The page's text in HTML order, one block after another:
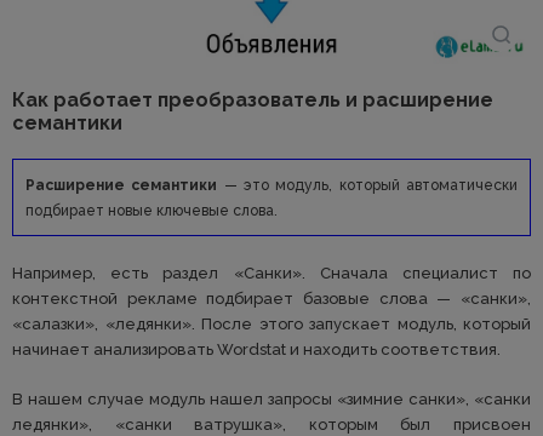
Как работает преобразователь и расширение
семантики
Расширение семантики — это модуль, который автоматически
подбирает новые ключевые слова.
Например, есть раздел «Санки». Сначала специалист по
контекстной рекламе подбирает базовые слова — «санки»,
«салазки», «ледянки». После этого запускает модуль, который
начинает анализировать Wordstat и находить соответствия.
В нашем случае модуль нашел запросы «зимние санки», «санки
ледянки», «санки ватрушка», которым был присвоен